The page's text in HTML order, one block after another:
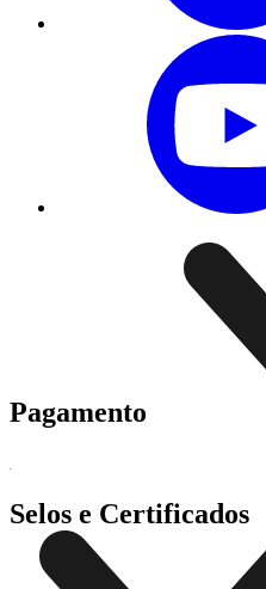
Pagamento
Selos e Certificados